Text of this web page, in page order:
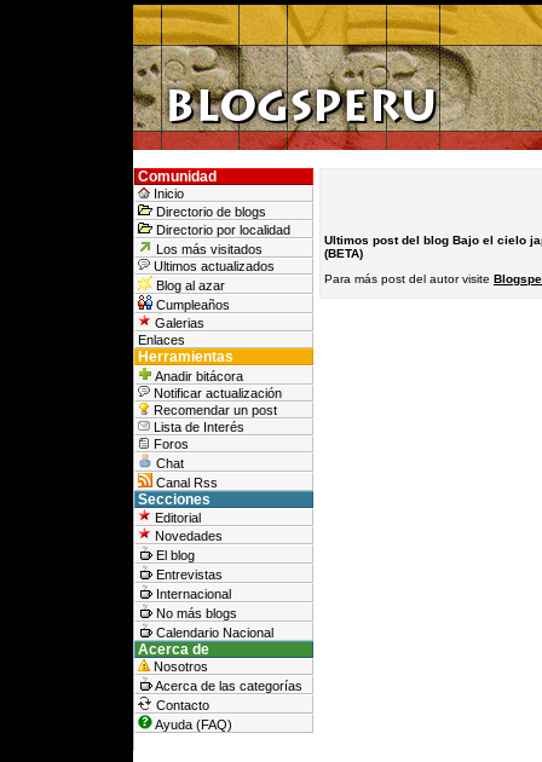
Comunidad
Inicio
Directorio de blogs
Directorio por localidad
Los más visitados
Ultimos actualizados
Blog al azar
Cumpleaños
Galerias
Enlaces
Herramientas
Anadir bitácora
Notificar actualización
Recomendar un post
Lista de Interés
Foros
Chat
Canal Rss
Secciones
Editorial
Novedades
El blog
Entrevistas
Internacional
No más blogs
Calendario Nacional
Acerca de
Nosotros
Acerca de las categorías
Contacto
Ayuda (FAQ)
Ultimos post del blog Bajo el cielo
(BETA)
Para más post del autor visite